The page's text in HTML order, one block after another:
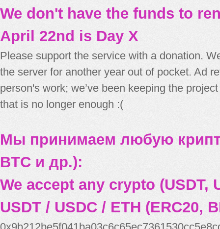
We don't have the funds to
April 22nd is Day X
Please support the service with a donation.
the server for another year out of pocket. Ad
person's work; we’ve been keeping the
that is no longer enough :(
Мы принимаем любую
BTC и др.):
We accept any crypto (USDT,
USDT / USDC / ETH (ERC20,